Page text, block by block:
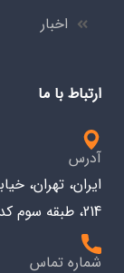
اخبار
ارتباط با ما
آدرس
ایران، تهران،
214، طبقه سوم کد پستی: 1533743914
شماره تماس